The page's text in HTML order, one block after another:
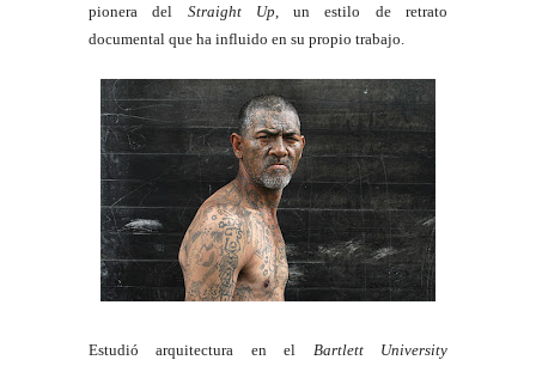
pionera del
Straight Up , un estilo de retrato
documental que ha influido en su propio trabajo.
Estudió arquitectura en el
Bartlett University